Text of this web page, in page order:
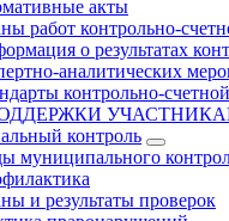
акты
работ контрольно-
о результатах
аналитических
контрольно-
контроль
муниципального
и результаты проверок